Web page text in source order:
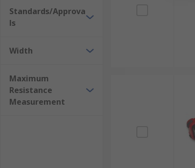
Standards/Approva
ls
Width
Maximum
Resistance
Measurement